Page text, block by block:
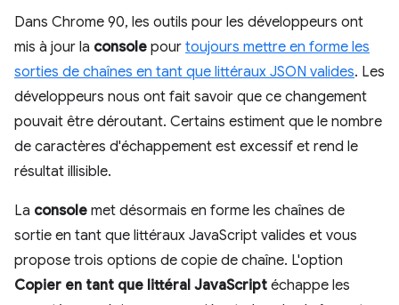
Dans Chrome 90, les outils pour les développeurs ont
mis à jour la console pour toujours mettre en forme les
sorties de chaînes en tant que littéraux JSON valides. Les
développeurs nous ont fait savoir que ce changement
pouvait être déroutant. Certains estiment que le nombre
de caractères d'échappement est excessif et rend le
résultat illisible.
La console met désormais en forme les chaînes de
sortie en tant que littéraux JavaScript valides et vous
propose trois options de copie de chaîne. L'option
Copier en tant que littéral JavaScript échappe les